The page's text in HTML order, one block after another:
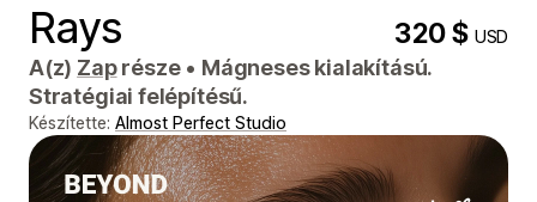
Rays 320 $USD
A(z) Zaprésze • Mágneses kialakítású.
Stratégiai felépítésű.
Készítette: Almost Perfect Studio